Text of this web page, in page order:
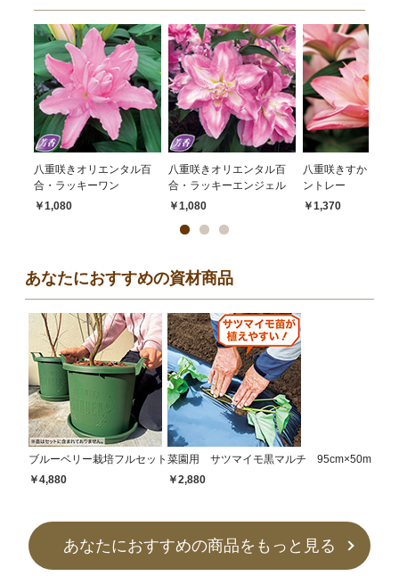
八重咲きオリエンタル百
合・ラッキーワン
￥1,080
八重咲きオリエンタル百
合・ラッキーエンジェル
￥1,080
八重咲きすかし百
ントレー
￥1,370
あなたにおすすめの資材商品
ブルーベリー栽培フルセット
￥4,880
菜園用 サツマイモ黒マルチ 95cm×50m
￥2,880
あなたにおすすめの商品をもっと見る